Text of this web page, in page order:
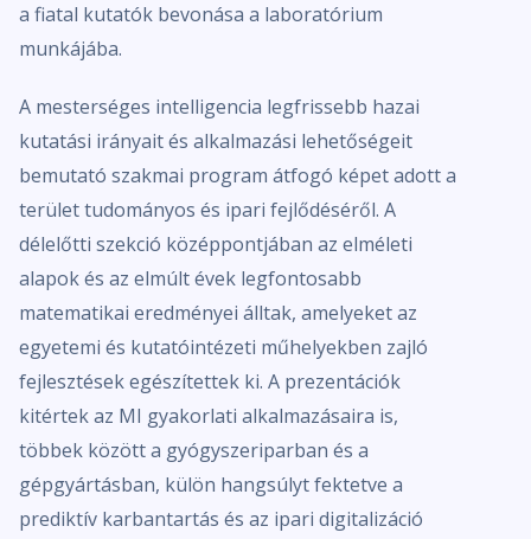
a fiatal kutatók bevonása a laboratórium
munkájába.
A mesterséges intelligencia legfrissebb hazai
kutatási irányait és alkalmazási lehetőségeit
bemutató szakmai program átfogó képet adott a
terület tudományos és ipari fejlődéséről. A
délelőtti szekció középpontjában az elméleti
alapok és az elmúlt évek legfontosabb
matematikai eredményei álltak, amelyeket az
egyetemi és kutatóintézeti műhelyekben zajló
fejlesztések egészítettek ki. A prezentációk
kitértek az MI gyakorlati alkalmazásaira is,
többek között a gyógyszeriparban és a
gépgyártásban, külön hangsúlyt fektetve a
prediktív karbantartás és az ipari digitalizáció